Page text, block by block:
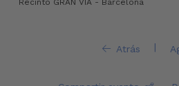
Recinto GRAN VIA - Barcelona
Atrás |